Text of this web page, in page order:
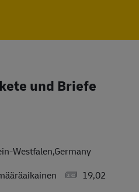
und Briefe
Westfalen,Germany
19,02